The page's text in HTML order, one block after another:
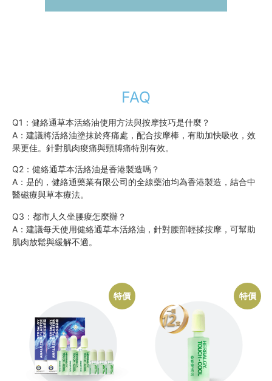
FAQ
Q1：健絡通草本活絡油使用方法與按摩技巧是什麼？
A：建議將活絡油塗抹於疼痛處，配合按摩棒，有助加快吸收，效
果更佳。針對肌肉痠痛與頸膊痛特別有效。
Q2：健絡通草本活絡油是香港製造嗎？
A：是的，健絡通藥業有限公司的全線藥油均為香港製造，結合中
醫磁療與草本療法。
Q3：都市人久坐腰痠怎麼辦？
A：建議每天使用健絡通草本活絡油，針對腰部輕揉按摩，可幫助
肌肉放鬆與緩解不適。
特價 特價